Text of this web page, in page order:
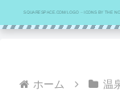
ホーム 温